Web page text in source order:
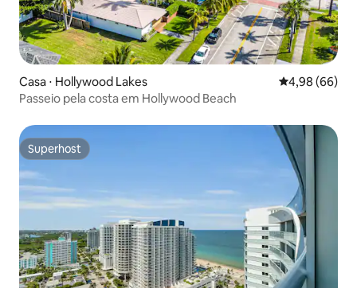
Casa ⋅ Hollywood Lakes 4,98 de uma
4,98 (66)
Passeio pela costa em Hollywood Beach
Superhost
Superhost